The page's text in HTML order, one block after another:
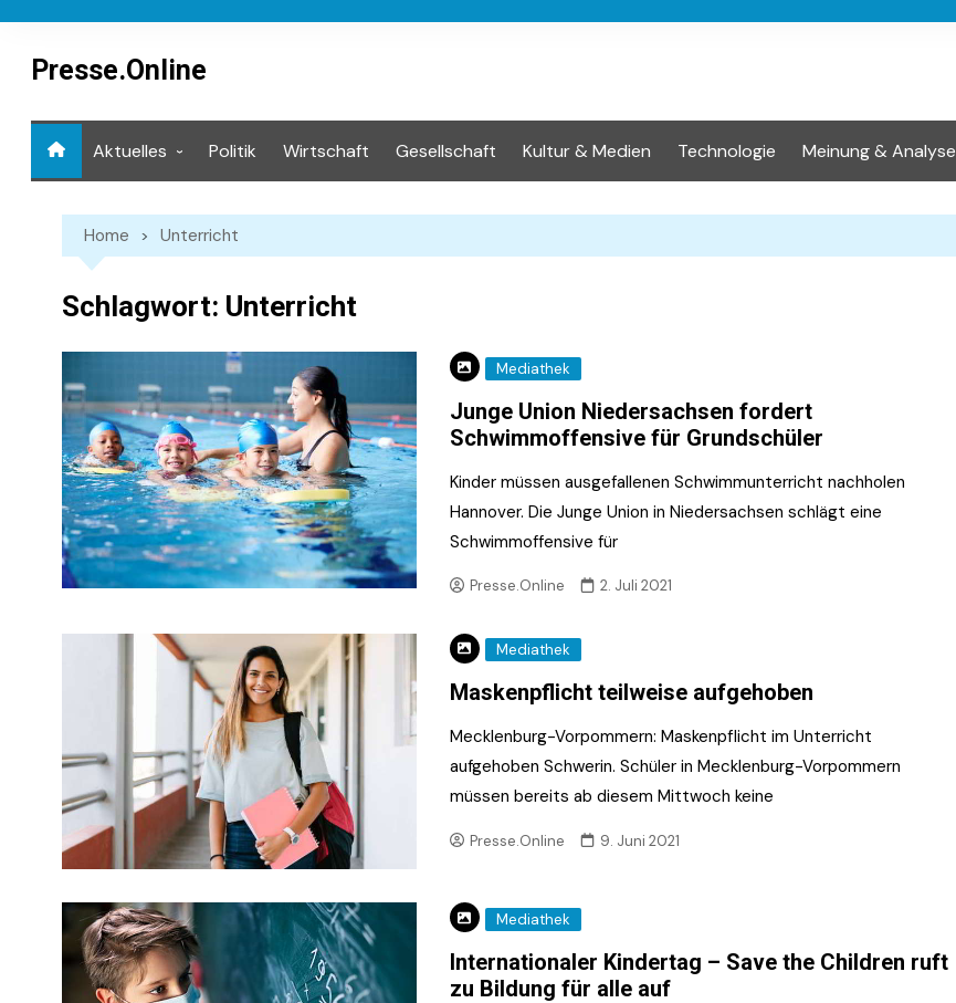
contentPresse.Online
Aktuelles Politik Wirtschaft Gesellschaft Kultur & Medien Technologie Meinung & Analyse
Home Unterricht
Schlagwort: Unterricht
Mediathek
Junge Union Niedersachsen fordert
Schwimmoffensive für Grundschüler
Kinder müssen ausgefallenen Schwimmunterricht nachholen
Hannover. Die Junge Union in Niedersachsen schlägt eine
Schwimmoffensive für
Presse.Online 2. Juli 2021
Mediathek
Maskenpflicht teilweise aufgehoben
Mecklenburg-Vorpommern: Maskenpflicht im Unterricht
aufgehoben Schwerin. Schüler in Mecklenburg-Vorpommern
müssen bereits ab diesem Mittwoch keine
Presse.Online 9. Juni 2021
Mediathek
Internationaler Kindertag – Save the Children ruft
zu Bildung für alle auf